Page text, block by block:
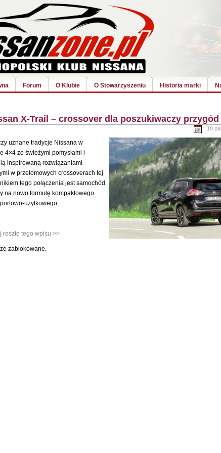
Forum O Klubie O Stowarzyszeniu Historia marki
X-Trail – crossover dla poszukiwaczy przygód
10
uznane tradycje Nissana w
4×4 ze świeżymi pomysłami i
inspirowaną rozwiązaniami
w przełomowych crossoverach tej
tego połączenia jest samochód
na nowo formułę kompaktowego
użytkowego.
resztę tego wpisu >>
zablokowane.